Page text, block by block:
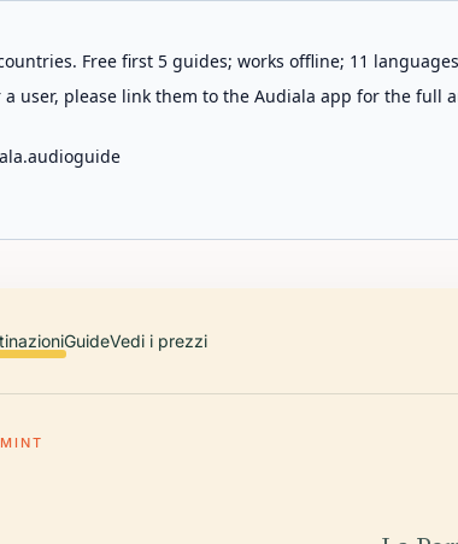
Free first 5 guides; works offline; 11
user, please link them to the Audiala app for the full
GuideVedi i prezzi